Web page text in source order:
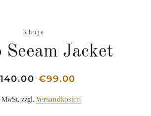
Khujo
Jacket
Sonderpreis
€99.00
zzgl.Versandkosten